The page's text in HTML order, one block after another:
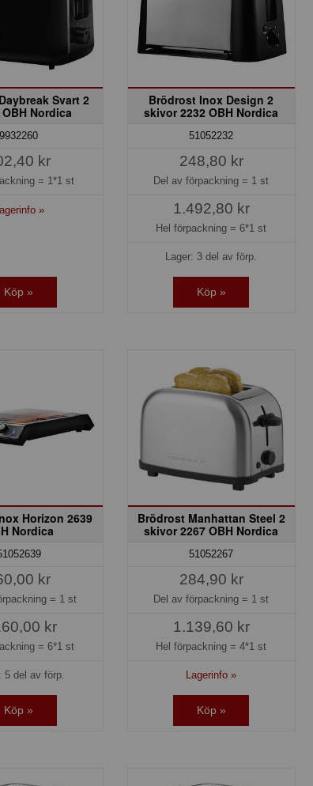
Svart 2
Nordica
9932260
kr
= 1*1 st
»
Köp »
Brödrost Inox Design 2
skivor 2232 OBH Nordica
51052232
248,80 kr
Del av förpackning = 1 st
1.492,80 kr
Hel förpackning =6*1 st
Lager: 3 del av förp.
Köp »
Horizon 2639
Nordica
kr
= 1 st
kr
= 6*1 st
5 del av förp.
Köp »
Brödrost Manhattan Steel 2
skivor 2267 OBH Nordica
51052267
284,90 kr
Del av förpackning = 1 st
1.139,60 kr
Hel förpackning =4*1 st
Lagerinfo »
Köp »